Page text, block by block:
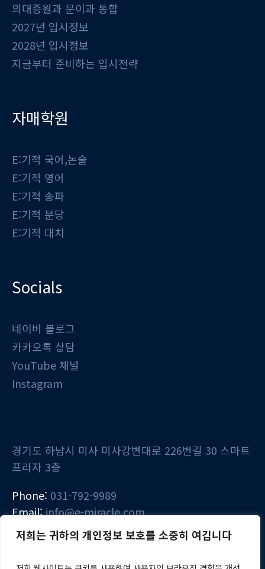
저희는 귀하의 개인정보 보호를 소중히 여깁니다
의대증원과 문이과 통합
2027년 입시정보
2028년 입시정보
지금부터 준비하는 입시전략
자매학원
E:기적 국어,논술
E:기적 영어
E:기적 송파
E:기적 분당
E:기적 대치
Socials
네이버 블로그
카카오톡 상담
YouTube 채널
Instagram
경기도 하남시 미사 미사강변대로 226번길 30 스마트
프라자 3층
Phone: 031-792-9989
Email:info@e-miracle.com